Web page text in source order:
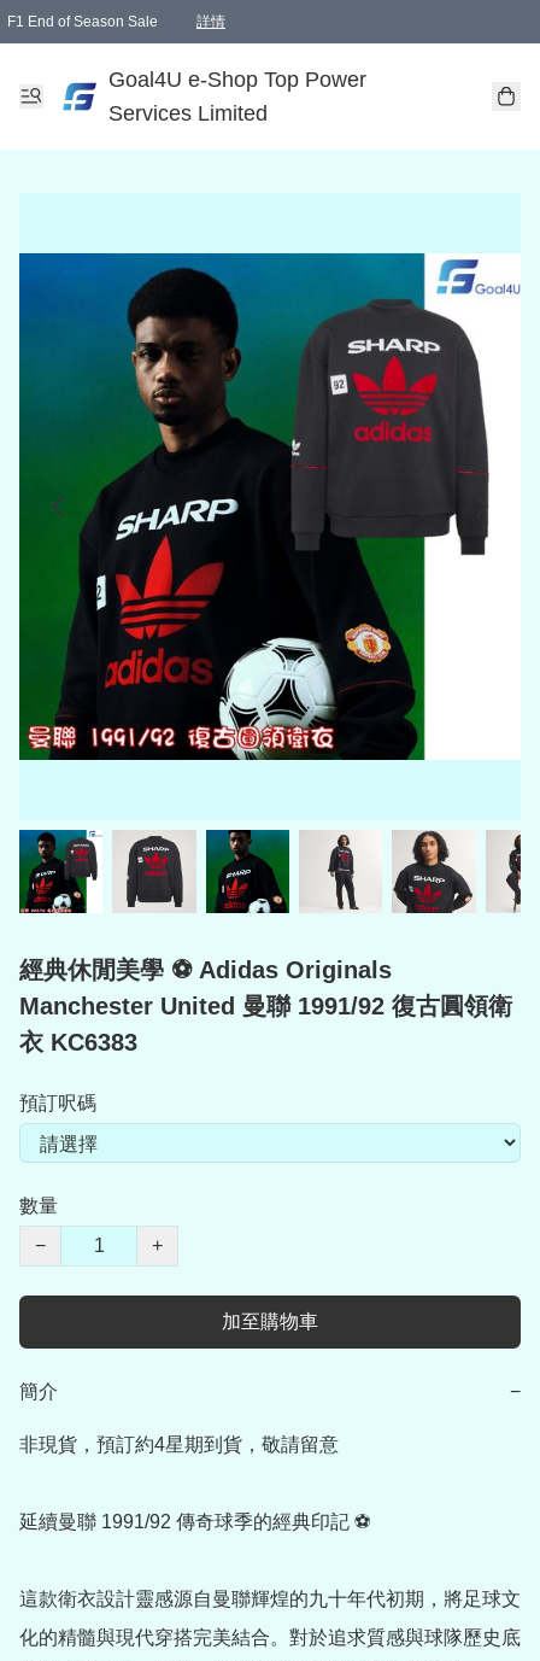
F1 End of Season Sale 詳情
Goal4U e-Shop Top Power
Services Limited
經典休閒美學 ⚽ Adidas Originals
Manchester United 曼聯 1991/92 復古圓領衛
衣 KC6383
預訂呎碼
數量
−
+
加至購物車
簡介 −
非現貨，預訂約4星期到貨，敬請留意
延續曼聯 1991/92 傳奇球季的經典印記 ⚽
這款衛衣設計靈感源自曼聯輝煌的九十年代初期，將足球文
化的精髓與現代穿搭完美結合。對於追求質感與球隊歷史底